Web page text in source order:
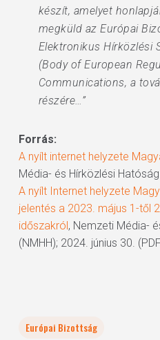
készít, amelyet
megküld az Európai
Elektronikus Hírközlési
(Body of European
Communications, a
részére…”
Forrás:
A nyílt internet helyzete
Média- és Hírközlési
A nyílt Internet helyzete
jelentés a 2023. május 1-től
időszakról, Nemzeti Média-
(NMHH); 2024. június 30.
Európai Bizottság